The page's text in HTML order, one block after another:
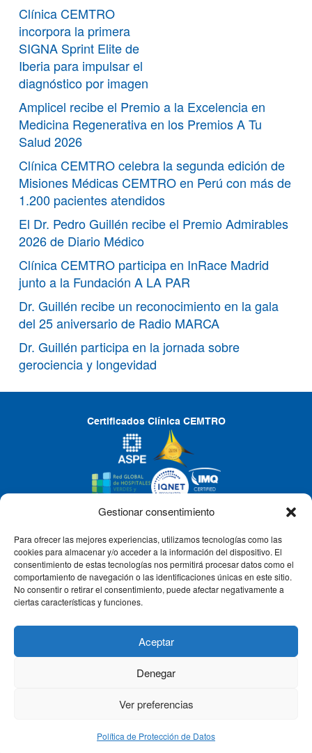
Gestionar consentimiento
Para ofrecer las mejores experiencias, utilizamos tecnologías como las
cookies para almacenar y/o acceder a la información del dispositivo. El
consentimiento de estas tecnologías nos permitirá procesar datos como el
comportamiento de navegación o las identificaciones únicas en este sitio.
No consentir o retirar el consentimiento, puede afectar negativamente a
ciertas características y funciones.
Aceptar
Denegar
Ver preferencias
Política de Protección de Datos
Clínica CEMTRO
incorpora la primera
SIGNA Sprint Elite de
Iberia para impulsar el
diagnóstico por imagen
Amplicel recibe el Premio a la Excelencia en
Medicina Regenerativa en los Premios A Tu
Salud 2026
Clínica CEMTRO celebra la segunda edición de
Misiones Médicas CEMTRO en Perú con más de
1.200 pacientes atendidos
El Dr. Pedro Guillén recibe el Premio Admirables
2026 de Diario Médico
Clínica CEMTRO participa en InRace Madrid
junto a la Fundación A LA PAR
Dr. Guillén recibe un reconocimiento en la gala
del 25 aniversario de Radio MARCA
Dr. Guillén participa en la jornada sobre
gerociencia y longevidad
Certificados Clínica CEMTRO
CLÍNICA CEMTRO
QUIÉNES SOMOS